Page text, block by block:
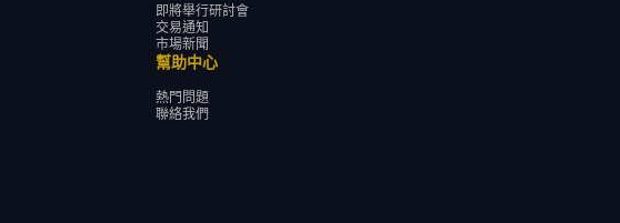
即將舉行研討會
交易通知
市場新聞
幫助中心
熱門問題
聯絡我們